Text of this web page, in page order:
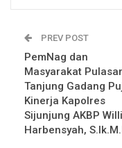
PREV POST
PemNag dan
Masyarakat
Tanjung Gadang
Kinerja Kapolres
Sijunjung AKBP
Harbensyah,